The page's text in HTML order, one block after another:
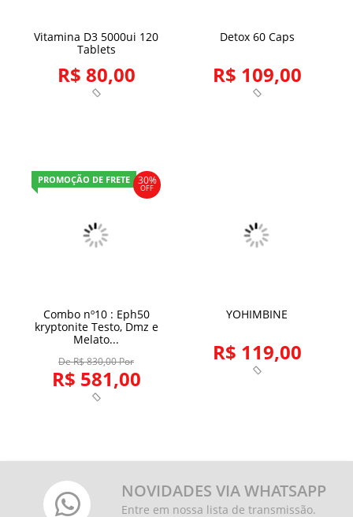
Vitamina D3 5000ui 120
Tablets
R$ 80,00
Detox 60 Caps
R$ 109,00
PROMOÇÃO DE FRETE 30%
OFF
Combo nº10 : Eph50
kryptonite Testo, Dmz e
Melato...
De R$ 830,00 Por
R$ 581,00
YOHIMBINE
R$ 119,00
NOVIDADES VIA WHATSAPP
Entre em nossa lista de transmissão.